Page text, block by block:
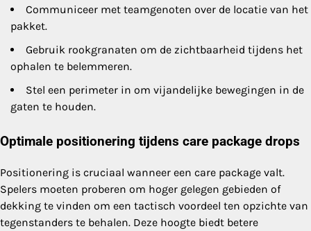
Communiceer met teamgenoten over de locatie van het
pakket.
Gebruik rookgranaten om de zichtbaarheid tijdens het
ophalen te belemmeren.
Stel een perimeter in om vijandelijke bewegingen in de
gaten te houden.
Optimale positionering tijdens care package drops
Positionering is cruciaal wanneer een care package valt.
Spelers moeten proberen om hoger gelegen gebieden of
dekking te vinden om een tactisch voordeel ten opzichte van
tegenstanders te behalen. Deze hoogte biedt betere